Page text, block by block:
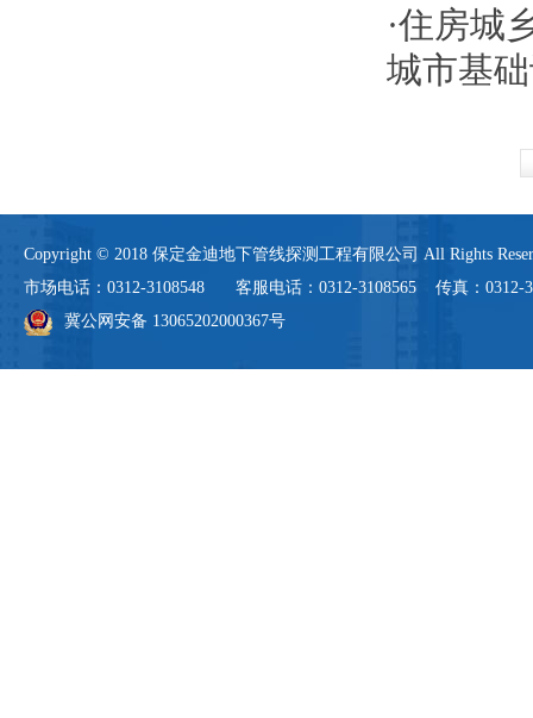
·住房城
城市基
Copyright © 2018 保定金迪地下管线探测工程有限公司 All Rights
市场电话：0312-3108548 客服电话：0312-3108565 传真：
冀公网安备 13065202000367号